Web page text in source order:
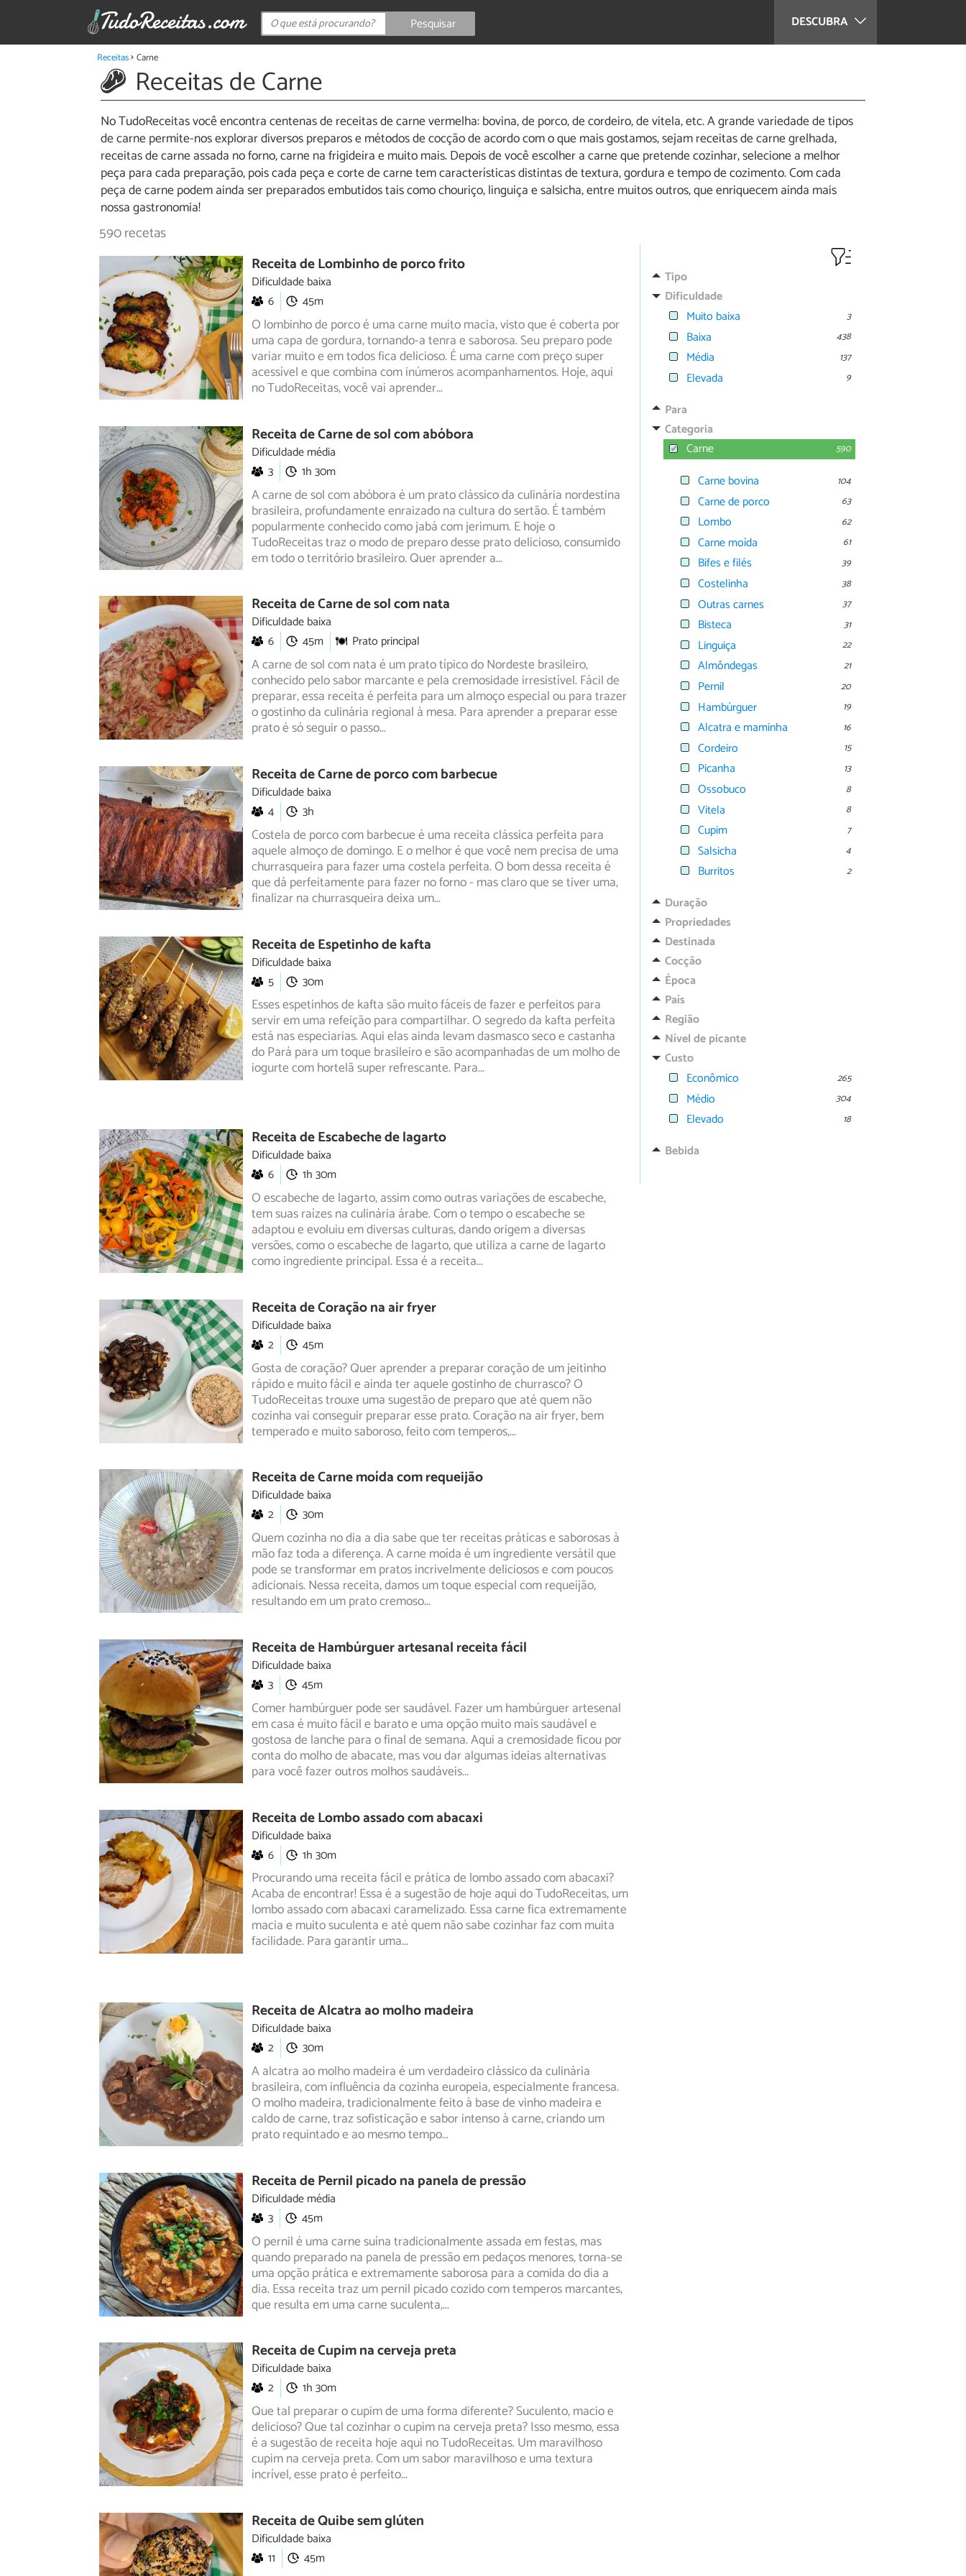
DESCUBRA
Pesquisar
Receitas Carne
Receitas de Carne
No TudoReceitas você encontra centenas de receitas de carne vermelha: bovina, de porco, de cordeiro, de vitela, etc. A grande variedade de tipos
de carne permite-nos explorar diversos preparos e métodos de cocção de acordo com o que mais gostamos, sejam receitas de carne grelhada,
receitas de carne assada no forno, carne na frigideira e muito mais. Depois de você escolher a carne que pretende cozinhar, selecione a melhor
peça para cada preparação, pois cada peça e corte de carne tem características distintas de textura, gordura e tempo de cozimento. Com cada
peça de carne podem ainda ser preparados embutidos tais como chouriço, linguiça e salsicha, entre muitos outros, que enriquecem ainda mais
nossa gastronomia!
590 recetas
Receita de Lombinho de porco frito
Dificuldade baixa
6
45m
O lombinho de porco é uma carne muito macia, visto que é coberta por
uma capa de gordura, tornando-a tenra e saborosa. Seu preparo pode
variarmuito e em todos fica delicioso. É uma carne com preço super
acessível e que combina com inúmeros acompanhamentos. Hoje, aqui
no TudoReceitas, você vai aprender...
Receita de Carne de sol com abóbora
Dificuldade média
3
1h 30m
A carne de sol com abóbora é um prato clássico da culinária nordestina
brasileira, profundamente enraizado na cultura do sertão. É também
popularmenteconhecido como jabá com jerimum. E hoje o
TudoReceitas traz o modo de preparo desse prato delicioso, consumido
em todo o território brasileiro. Quer aprender a...
Receita de Carne de sol com nata
Dificuldade baixa
6
45m Prato principal
A carne de sol com nata é um prato típico do Nordeste brasileiro,
conhecido pelo sabor marcante e pela cremosidade irresistível. Fácil de
preparar,essa receita é perfeita para um almoço especial ou para trazer
o gostinho da culinária regional à mesa. Para aprender a preparar esse
prato é só seguir o passo...
Receita de Carne de porco com barbecue
Dificuldade baixa
4
3h
Costela de porco com barbecue é uma receita clássica perfeita para
aquele almoço de domingo. E o melhor é que você nem precisa de uma
churrasqueira para fazer uma costela perfeita. O bom dessa receita é
que dá perfeitamente para fazer no forno - mas claro que se tiver uma,
finalizar na churrasqueira deixa um...
Receita de Espetinho de kafta
Dificuldade baixa
5
30m
Esses espetinhos de kafta são muito fáceis de fazer e perfeitos para
servir em uma refeição para compartilhar. O segredo da kafta perfeita
está nas especiarias. Aqui elas ainda levam dasmasco seco e castanha
do Pará para um toque brasileiro e são acompanhadas de um molho de
iogurte com hortelã super refrescante. Para...
Receita de Escabeche de lagarto
Dificuldade baixa
6
1h 30m
O escabeche de lagarto, assim como outras variações de escabeche,
tem suas raízes na culinária árabe. Com o tempo o escabeche se
adaptou e evoluiuem diversas culturas, dando origem a diversas
versões, como o escabeche de lagarto, que utiliza a carne de lagarto
como ingrediente principal. Essa é a receita...
Receita de Coração na air fryer
Dificuldade baixa
2
45m
Gosta de coração? Quer aprender a preparar coração de um jeitinho
rápido e muito fácil e ainda ter aquele gostinho de churrasco? O
TudoReceitastrouxe uma sugestão de preparo que até quem não
cozinha vai conseguir preparar esse prato. Coração na air fryer, bem
temperado e muito saboroso, feito com temperos,...
Receita de Carne moída com requeijão
Dificuldade baixa
2
30m
Quem cozinha no dia a dia sabe que ter receitas práticas e saborosas à
mão faz toda a diferença. A carne moída é um ingrediente versátil que
pode se transformar em pratos incrivelmente deliciosos e com poucos
adicionais. Nessa receita, damos um toque especial com requeijão,
resultando em um prato cremoso...
Receita de Hambúrguer artesanal receita fácil
Dificuldade baixa
3
45m
Comer hambúrguer pode ser saudável. Fazer um hambúrguer artesenal
em casa é muito fácil e barato e uma opção muito mais saudável e
gostosa de lanche para o final de semana. Aqui a cremosidade ficou por
conta do molho de abacate, mas vou dar algumas ideias alternativas
para você fazer outros molhos saudáveis...
Receita de Lombo assado com abacaxi
Dificuldade baixa
6
1h 30m
Procurando uma receita fácil e prática de lombo assado com abacaxi?
Acaba de encontrar! Essa é a sugestão de hoje aqui do TudoReceitas, um
lomboassado com abacaxi caramelizado. Essa carne fica extremamente
macia e muito suculenta e até quem não sabe cozinhar faz com muita
facilidade. Para garantir uma...
Receita de Alcatra ao molho madeira
Dificuldade baixa
2
30m
A alcatra ao molho madeira é um verdadeiro clássico da culinária
brasileira, com influência da cozinha europeia, especialmente francesa.
O molhomadeira, tradicionalmente feito à base de vinho madeira e
caldo de carne, traz sofisticação e sabor intenso à carne, criando um
prato requintado e ao mesmo tempo...
Receita de Pernil picado na panela de pressão
Dificuldade média
3
45m
O pernil é uma carne suína tradicionalmente assada em festas, mas
quando preparado na panela de pressão em pedaços menores, torna-se
uma opçãoprática e extremamente saborosa para a comida do dia a
dia. Essa receita traz um pernil picado cozido com temperos marcantes,
que resulta em uma carne suculenta,...
Receita de Cupim na cerveja preta
Dificuldade baixa
2
1h 30m
Que tal preparar o cupim de uma forma diferente? Suculento, macio e
delicioso? Que tal cozinhar o cupim na cerveja preta? Isso mesmo, essa
é a sugestão de receita hoje aqui no TudoReceitas. Um maravilhoso
cupim na cerveja preta. Com um sabor maravilhoso e uma textura
incrível, esse prato é perfeito...
Receita de Quibe sem glúten
Dificuldade baixa
11
45m
Tipo
Dificuldade
Muito baixa
3
Baixa 438
Média 137
Elevada 9
Para
Categoria
Carne
590
Carne bovina 104
Carne de porco 63
Lombo 62
Carne moída 61
Bifes e filés 39
Costelinha 38
Outras carnes 37
Bisteca 31
Linguiça 22
Almôndegas 21
Pernil 20
Hambúrguer 19
Alcatra e maminha 16
Cordeiro 15
Picanha 13
Ossobuco 8
Vitela 8
Cupim 7
Salsicha 4
Burritos 2
Duração
Propriedades
Destinada
Cocção
Época
País
Região
Nível de picante
Custo
Econômico
265
Médio 304
Elevado 18
Bebida